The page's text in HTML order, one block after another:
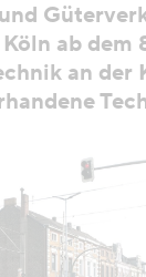
ab dem
an